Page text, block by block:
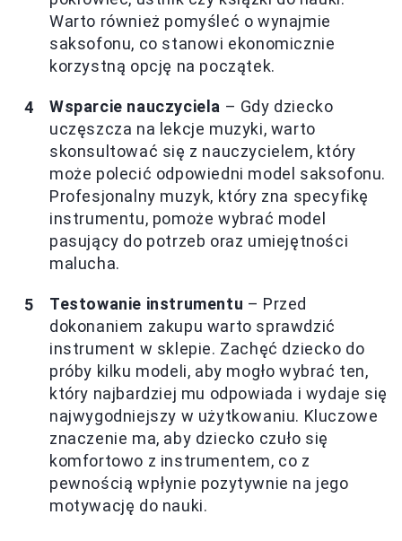
Warto również pomyśleć o wynajmie
saksofonu, co stanowi ekonomicznie
korzystną opcję na początek.
Wsparcie nauczyciela – Gdy dziecko
uczęszcza na lekcje muzyki, warto
skonsultować się z nauczycielem, który
może polecić odpowiedni model saksofonu.
Profesjonalny muzyk, który zna specyfikę
instrumentu, pomoże wybrać model
pasujący do potrzeb oraz umiejętności
malucha.
Testowanie instrumentu – Przed
dokonaniem zakupu warto sprawdzić
instrument w sklepie. Zachęć dziecko do
próby kilku modeli, aby mogło wybrać ten,
który najbardziej mu odpowiada i wydaje się
najwygodniejszy w użytkowaniu. Kluczowe
znaczenie ma, aby dziecko czuło się
komfortowo z instrumentem, co z
pewnością wpłynie pozytywnie na jego
motywację do nauki.